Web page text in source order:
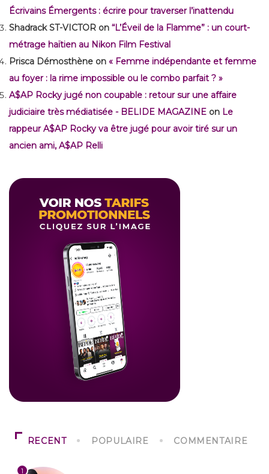
Écrivains Émergents : écrire pour traverser l’inattendu
Shadrack ST-VICTOR on “L’Éveil de la Flamme” : un court-
métrage haïtien au Nikon Film Festival
Prisca Démosthène on « Femme indépendante et femme
au foyer : la rime impossible ou le combo parfait ? »
A$AP Rocky jugé non coupable : retour sur une affaire
judiciaire très médiatisée - BELIDE MAGAZINE on Le
rappeur A$AP Rocky va être jugé pour avoir tiré sur un
ancien ami, A$AP Relli
RECENT POPULAIRE COMMENTAIRE
1